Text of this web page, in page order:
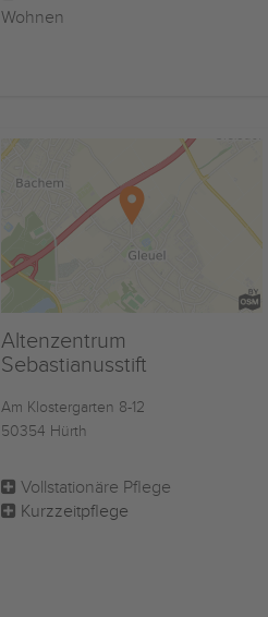
Wohnen
Altenzentrum
Sebastianusstift
Am Klostergarten 8-12
50354 Hürth
Vollstationäre Pflege
Kurzzeitpflege